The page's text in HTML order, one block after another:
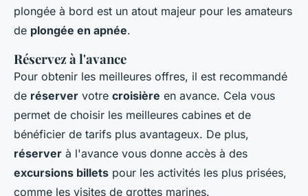
plongée à bord est un atout majeur pour les amateurs
de plongée en apnée.
Réservez à l'avance
Pour obtenir les meilleures offres, il est recommandé
de réserver votre croisière en avance. Cela vous
permet de choisir les meilleures cabines et de
bénéficier de tarifs plus avantageux. De plus,
réserver à l'avance vous donne accès à des
excursions billets pour les activités les plus prisées,
comme les visites de grottes marines.